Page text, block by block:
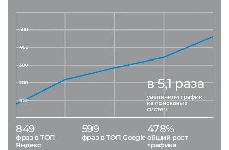
849
фраз в ТОП
Яндекс
599
фраз в ТОП Google
478%
общий рост
трафика